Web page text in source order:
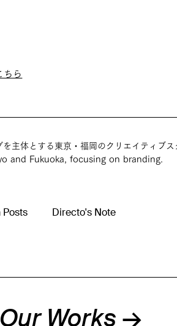
ちら
主体とする東京・福岡のクリエイティブス
and Fukuoka, focusing on branding.
Posts Directo's Note
Works →